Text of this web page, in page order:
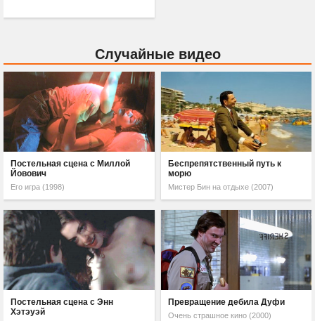
Случайные видео
Постельная сцена с Миллой
Йовович
Его игра (1998)
Беспрепятственный путь к
морю
Мистер Бин на отдыхе (2007)
Постельная сцена с Энн
Хэтэуэй
Превращение дебила Дуфи
Очень страшное кино (2000)